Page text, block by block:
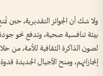
ولا شك أن الجوائز التقديرية، حين
بيئة تنافسية صحية، وتدفع نحو
لصون الذاكرة الثقافية للأمة، من
إنجازاتهم، ومنح الأجيال الجديدة